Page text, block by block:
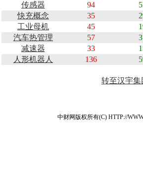
传感器
94
快充概念
35
工业母机
45
汽车热管理
57
减速器
33
人形机器人
136
转至汉宇集
中财网版权所有(C) HTTP://